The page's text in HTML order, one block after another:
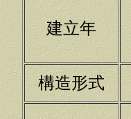
建立年
構造形式